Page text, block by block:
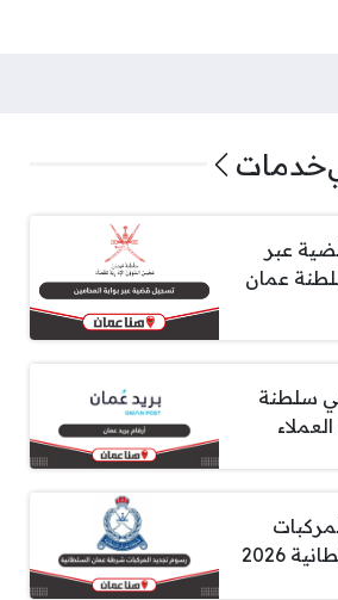
خدمات
عبر
عمان
سلطنة
2026